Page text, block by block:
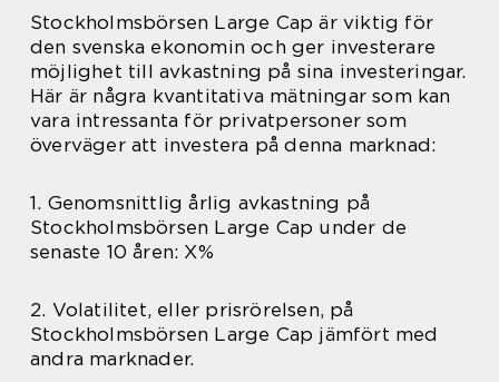
Stockholmsbörsen Large Cap är viktig för
den svenska ekonomin och ger investerare
möjlighet till avkastning på sina investeringar.
Här är några kvantitativa mätningar som kan
vara intressanta för privatpersoner som
överväger att investera på denna marknad:
1. Genomsnittlig årlig avkastning på
Stockholmsbörsen Large Cap under de
senaste 10 åren: X%
2. Volatilitet, eller prisrörelsen, på
Stockholmsbörsen Large Cap jämfört med
andra marknader.